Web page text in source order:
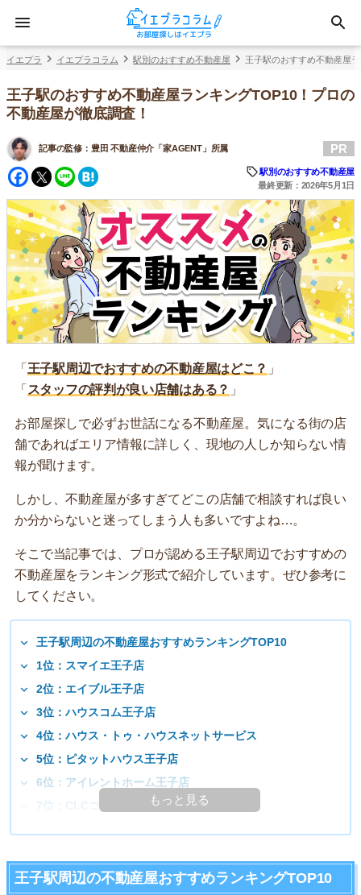
イエプラ イエプラコラム 駅別のおすすめ不動産屋 王子駅のおすすめ不動産屋
王子駅のおすすめ不動産屋ランキングTOP10！プロの
不動産屋が徹底調査！
記事の監修： 豊田 不動産仲介「家AGENT」所属
Facebook
Twitter
Line
PR
駅別のおすすめ不動産屋
最終更新：2026年5月1日
「 王子駅周辺でおすすめの不動産屋はどこ？ 」
「 スタッフの評判が良い店舗はある？ 」
お部屋探しで必ずお世話になる不動産屋。気になる街の店
舗であればエリア情報に詳しく、現地の人しか知らない情
報が聞けます。
しかし、不動産屋が多すぎてどこの店舗で相談すれば良い
か分からないと迷ってしまう人も多いですよね…。
そこで当記事では、プロが認める王子駅周辺でおすすめの
不動産屋をランキング形式で紹介しています。ぜひ参考に
してください。
王子駅周辺の不動産屋おすすめランキングTOP10
1位：スマイエ王子店
2位：エイブル王子店
3位：ハウスコム王子店
4位：ハウス・トゥ・ハウスネットサービス
5位：ピタットハウス王子店
6位：アイレントホーム王子店
7位：CLCコーポレーション王子店
もっと見る
王子駅周辺の不動産屋おすすめランキングTOP10